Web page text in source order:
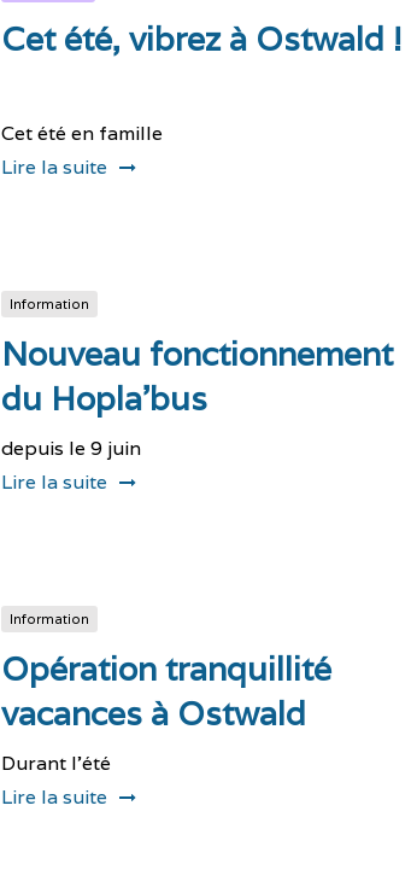
Cet été, vibrez à Ostwald !
Cet été en famille
Lire la suite
Information
Nouveau fonctionnement
du Hopla’bus
depuis le 9 juin
Lire la suite
Information
Opération tranquillité
vacances à Ostwald
Durant l'été
Lire la suite